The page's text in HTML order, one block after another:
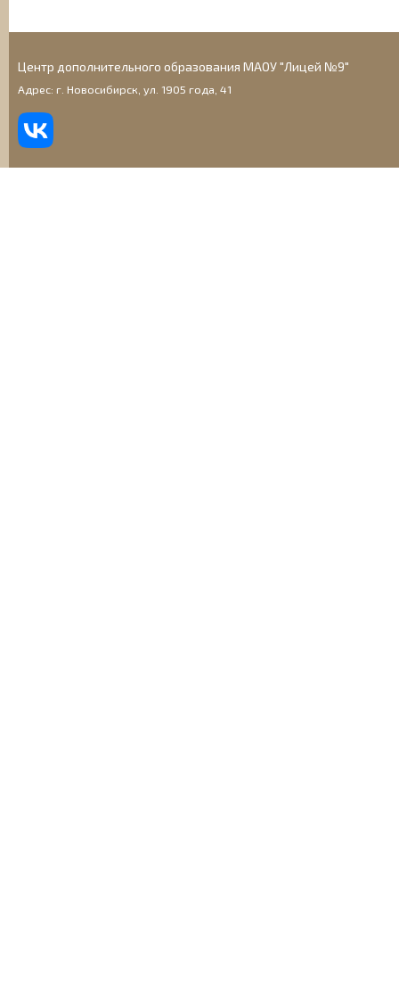
Центр дополнительного образования МАОУ "Лицей №9"
Адрес: г. Новосибирск, ул. 1905 года, 41